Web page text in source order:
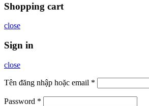
Shopping cart
close
Sign in
close
Tên đăng nhập hoặc email *
Password *